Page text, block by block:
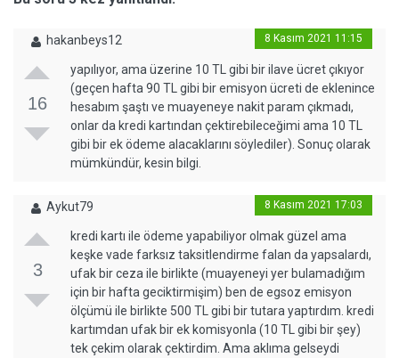
hakanbeys12 8 Kasım 2021 11:15
16
yapılıyor, ama üzerine 10 TL gibi bir ilave ücret çıkıyor
(geçen hafta 90 TL gibi bir emisyon ücreti de eklenince
hesabım şaştı ve muayeneye nakit param çıkmadı,
onlar da kredi kartından çektirebileceğimi ama 10 TL
gibi bir ek ödeme alacaklarını söylediler). Sonuç olarak
mümkündür, kesin bilgi.
Aykut79 8 Kasım 2021 17:03
3
kredi kartı ile ödeme yapabiliyor olmak güzel ama
keşke vade farksız taksitlendirme falan da yapsalardı,
ufak bir ceza ile birlikte (muayeneyi yer bulamadığım
için bir hafta geciktirmişim) ben de egsoz emisyon
ölçümü ile birlikte 500 TL gibi bir tutara yaptırdım. kredi
kartımdan ufak bir ek komisyonla (10 TL gibi bir şey)
tek çekim olarak çektirdim. Ama aklıma gelseydi